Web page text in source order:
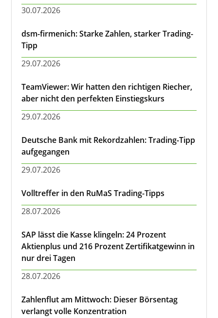
30.07.2026
dsm-firmenich: Starke Zahlen, starker Trading-
Tipp
29.07.2026
TeamViewer: Wir hatten den richtigen Riecher,
aber nicht den perfekten Einstiegskurs
29.07.2026
Deutsche Bank mit Rekordzahlen: Trading-Tipp
aufgegangen
29.07.2026
Volltreffer in den RuMaS Trading-Tipps
28.07.2026
SAP lässt die Kasse klingeln: 24 Prozent
Aktienplus und 216 Prozent Zertifikatgewinn in
nur drei Tagen
28.07.2026
Zahlenflut am Mittwoch: Dieser Börsentag
verlangt volle Konzentration